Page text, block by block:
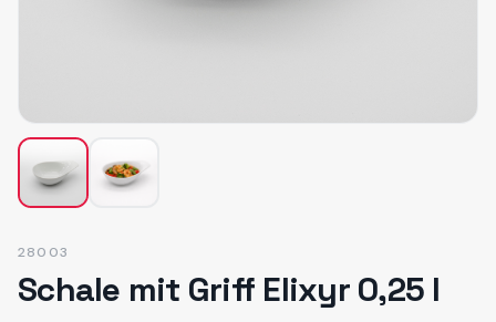
28003
Schale mit Griff Elixyr 0,25 l